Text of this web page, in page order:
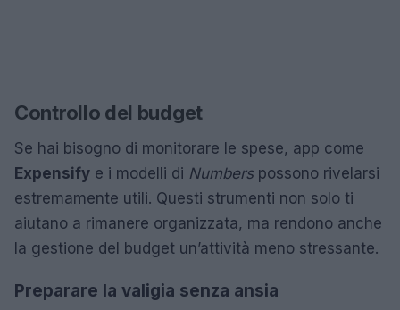
Controllo del budget
Se hai bisogno di monitorare le spese, app come
Expensify e i modelli di Numberspossono rivelarsi
estremamente utili. Questi strumenti non solo ti
aiutano a rimanere organizzata, ma rendono anche
la gestione del budget un’attività meno stressante.
Preparare la valigia senza ansia